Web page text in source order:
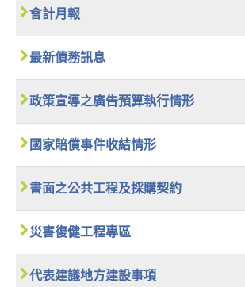
會計月報
最新債務訊息
政策宣導之廣告預算執行情形
國家賠償事件收結情形
書面之公共工程及採購契約
災害復健工程專區
代表建議地方建設事項